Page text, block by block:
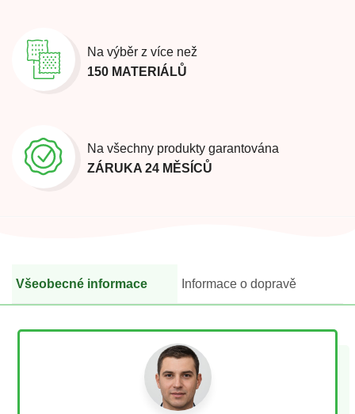
Na výběr z více než
150 MATERIÁLŮ
Na všechny produkty garantována
ZÁRUKA 24 MĚSÍCŮ
Všeobecné informace Informace o dopravě